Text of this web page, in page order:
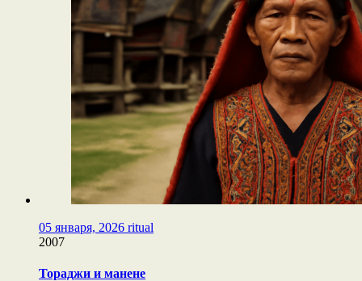
05 января, 2026 ritual
2007
Тораджи и манене